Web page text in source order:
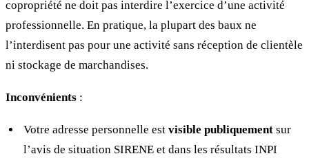
copropriété ne doit pas interdire l’exercice d’une activité
professionnelle. En pratique, la plupart des baux ne
l’interdisent pas pour une activité sans réception de clientèle
ni stockage de marchandises.
Inconvénients :
Votre adresse personnelle est visible publiquementsur
l’avis de situation SIRENE et dans les résultats INPI